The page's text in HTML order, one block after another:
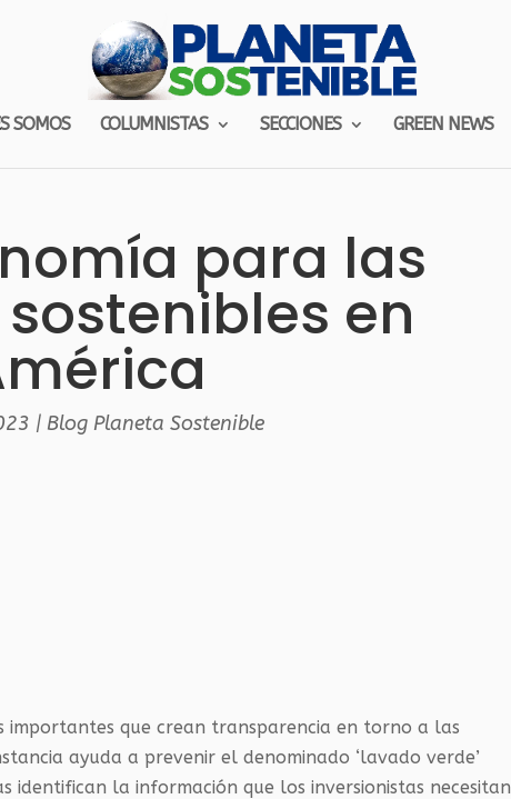
SOMOS COLUMNISTAS SECCIONES GREEN NEWS
para las
en
| Blog Planeta Sostenible
importantes que crean transparencia en torno a las
ayuda a prevenir el denominado ‘lavado verde’
identifican la información que los inversionistas necesitan